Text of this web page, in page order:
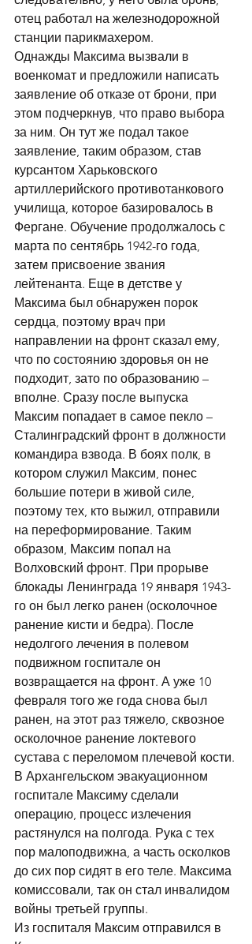
отец работал на железнодорожной
станции парикмахером.
Однажды Максима вызвали в
военкомат и предложили написать
заявление об отказе от брони, при
этом подчеркнув, что право выбора
за ним. Он тут же подал такое
заявление, таким образом, став
курсантом Харьковского
артиллерийского противотанкового
училища, которое базировалось в
Фергане. Обучение продолжалось с
марта по сентябрь 1942-го года,
затем присвоение звания
лейтенанта. Еще в детстве у
Максима был обнаружен порок
сердца, поэтому врач при
направлении на фронт сказал ему,
что по состоянию здоровья он не
подходит, зато по образованию –
вполне. Сразу после выпуска
Максим попадает в самое пекло –
Сталинградский фронт в должности
командира взвода. В боях полк, в
котором служил Максим, понес
большие потери в живой силе,
поэтому тех, кто выжил, отправили
на переформирование. Таким
образом, Максим попал на
Волховский фронт. При прорыве
блокады Ленинграда 19 января 1943-
го он был легко ранен (осколочное
ранение кисти и бедра). После
недолгого лечения в полевом
подвижном госпитале он
возвращается на фронт. А уже 10
февраля того же года снова был
ранен, на этот раз тяжело, сквозное
осколочное ранение локтевого
сустава с переломом плечевой кости.
В Архангельском эвакуационном
госпитале Максиму сделали
операцию, процесс излечения
растянулся на полгода. Рука с тех
пор малоподвижна, а часть осколков
до сих пор сидят в его теле. Максима
комиссовали, так он стал инвалидом
войны третьей группы.
Из госпиталя Максим отправился в